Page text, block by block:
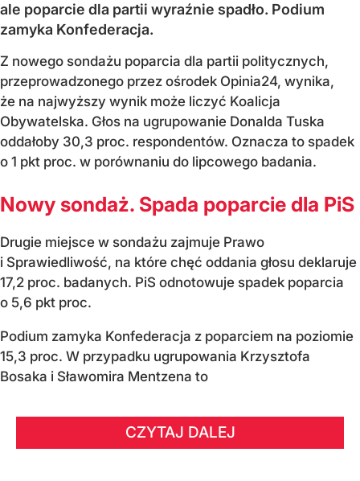
ale poparcie dla partii wyraźnie spadło. Podium
zamyka Konfederacja.
Z nowego sondażu poparcia dla partii politycznych,
przeprowadzonego przez ośrodek Opinia24, wynika,
że na najwyższy wynik może liczyć Koalicja
Obywatelska. Głos na ugrupowanie Donalda Tuska
oddałoby 30,3 proc. respondentów. Oznacza to spadek
o 1 pkt proc. w porównaniu do lipcowego badania.
Nowy sondaż. Spada poparcie dla PiS
Drugie miejsce w sondażu zajmuje Prawo
i Sprawiedliwość, na które chęć oddania głosu deklaruje
17,2 proc. badanych. PiS odnotowuje spadek poparcia
o 5,6 pkt proc.
Podium zamyka Konfederacja z poparciem na poziomie
15,3 proc. W przypadku ugrupowania Krzysztofa
Bosaka i Sławomira Mentzena to
CZYTAJ DALEJ